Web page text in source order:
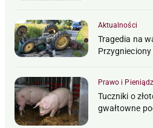
Aktualności
Tragedia na
Prawo i
Tuczniki o
gwałtowne